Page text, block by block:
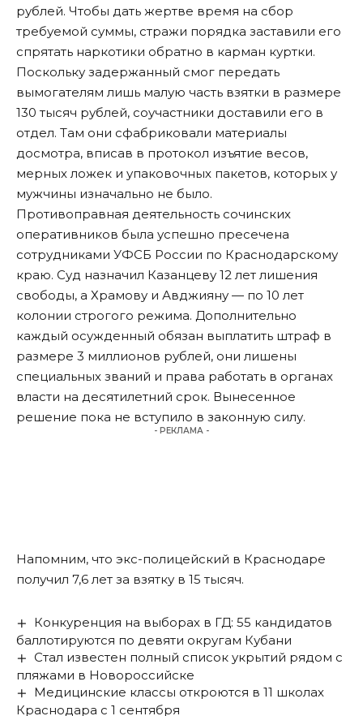
рублей. Чтобы дать жертве время на сбор
требуемой суммы, стражи порядка заставили его
спрятать наркотики обратно в карман куртки.
Поскольку задержанный смог передать
вымогателям лишь малую часть взятки в размере
130 тысяч рублей, соучастники доставили его в
отдел. Там они сфабриковали материалы
досмотра, вписав в протокол изъятие весов,
мерных ложек и упаковочных пакетов, которых у
мужчины изначально не было.
Противоправная деятельность сочинских
оперативников была успешно пресечена
сотрудниками УФСБ России по Краснодарскому
краю. Суд назначил Казанцеву 12 лет лишения
свободы, а Храмову и Авджияну — по 10 лет
колонии строгого режима. Дополнительно
каждый осужденный обязан выплатить штраф в
размере 3 миллионов рублей, они лишены
специальных званий и права работать в органах
власти на десятилетний срок. Вынесенное
решение пока не вступило в законную силу.
- РЕКЛАМА -
Напомним, что экс-полицейский в Краснодаре
получил 7,6 лет за взятку в 15 тысяч.
Конкуренция на выборах в ГД: 55 кандидатов
баллотируются по девяти округам Кубани
Стал известен полный список укрытий рядом с
пляжами в Новороссийске
Медицинские классы откроются в 11 школах
Краснодара с 1 сентября